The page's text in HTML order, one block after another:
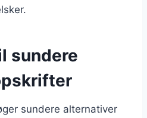
sundere
sundere alternativer